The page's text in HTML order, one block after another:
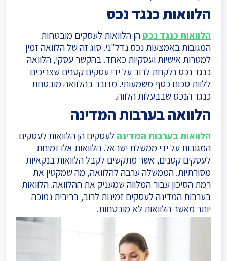
הלוואות כנגד נכס
הלוואות כנגד נכס הן הלוואות לעסקים מובטחות
המגובות באמצעות נכס נדל"ני. סוג זה של הלוואה זמין
למטרות אישיות ועסקיות כאחד. בהקשר עסקי, הלוואה
כנגד נכס נלקחת לרוב על ידי עסקים קטנים שצריכים
ללוות סכום כסף משמעותי. מדובר בהלוואה מובטחת
כנגד הנכס שבבעלות הלווה.
הלוואה בערבות המדינה
הלוואות בערבות המדינה לעסקים הן הלוואות לעסקים
המגובות על ידי ממשלת ישראל. הלוואות אלו זמינות
לעסקים קטנים, אשר מתקשים לקבל הלוואות בנקאיות
מסורתיות. הממשלה ערבה להלוואה, מה שמקטין את
רמת הסיכון עבור המלווה שמעניק את ההלוואה. הלוואות
בערבות המדינה לעסקים זמינות לרוב, בריבית נמוכה
יותר מאשר הלוואות לא מובטחות.